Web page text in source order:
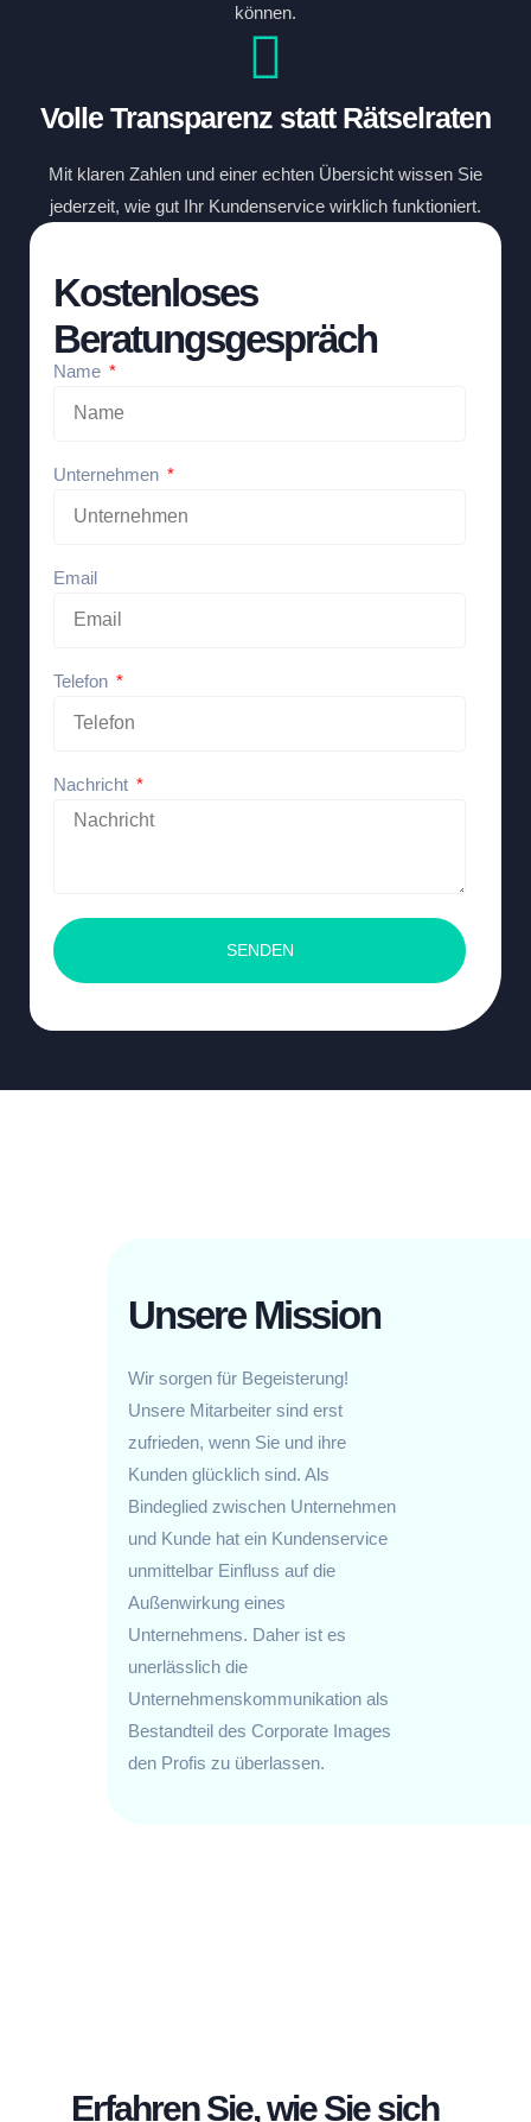
können.
Volle Transparenz statt Rätselraten
Mit klaren Zahlen und einer echten Übersicht wissen Sie
jederzeit, wie gut Ihr Kundenservice wirklich funktioniert.
Kostenloses
Beratungsgespräch
Name
Unternehmen
Email
Telefon
Nachricht
SENDEN
Unsere Mission
Wir sorgen für Begeisterung!
Unsere Mitarbeiter sind erst
zufrieden, wenn Sie und ihre
Kunden glücklich sind. Als
Bindeglied zwischen Unternehmen
und Kunde hat ein Kundenservice
unmittelbar Einfluss auf die
Außenwirkung eines
Unternehmens. Daher ist es
unerlässlich die
Unternehmenskommunikation als
Bestandteil des Corporate Images
den Profis zu überlassen.
Erfahren Sie, wie Sie sich